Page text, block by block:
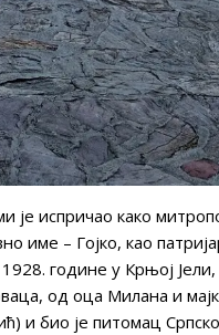
је испричао како
име – Гојко, као
године у Крњој
од оца Милана и
и био је питомац